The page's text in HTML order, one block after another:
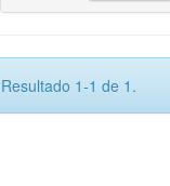
Resultado 1-1 de 1.